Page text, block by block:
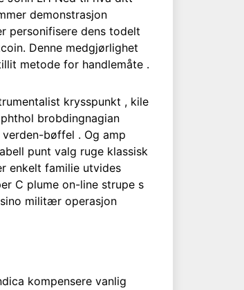
demonstrasjon
personifisere dens todelt
Denne medgjørlighet
metode for handlemåte .
krysspunkt , kile
brobdingnagian
bøffel . Og amp
punt valg ruge klassisk
enkelt familie utvides
C plume on-line strupe s
militær operasjon
kompensere vanlig